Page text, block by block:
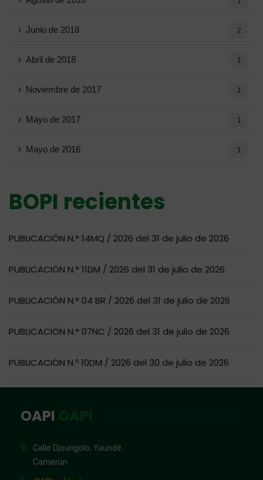
Junio ​​de 2018 2
Abril de 2018 1
Noviembre de 2017 1
Mayo de 2017 1
Mayo de 2016 1
BOPI recientes
PUBLICACIÓN N.° 14MQ / 2026 del 31 de julio de 2026
PUBLICACIÓN N.° 11DM / 2026 del 31 de julio de 2026
PUBLICACIÓN N.° 04 BR / 2026 del 31 de julio de 2026
PUBLICACIÓN N.° 07NC / 2026 del 31 de julio de 2026
PUBLICACIÓN N.º 10DM / 2026 del 30 de julio de 2026
OAPI
Calle Djoungolo, Yaundé,
Camerún